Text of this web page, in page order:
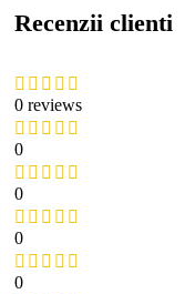
Recenzii clienti
0 reviews
0
0
0
0